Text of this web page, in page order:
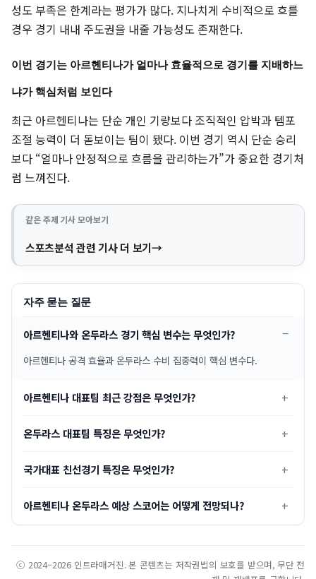
성도 부족은 한계라는 평가가 많다. 지나치게 수비적으로 흐를
경우 경기 내내 주도권을 내줄 가능성도 존재한다.
이번 경기는 아르헨티나가 얼마나 효율적으로 경기를 지배하느
냐가 핵심처럼 보인다
최근 아르헨티나는 단순 개인 기량보다 조직적인 압박과 템포
조절 능력이 더 돋보이는 팀이 됐다. 이번 경기 역시 단순 승리
보다 “얼마나 안정적으로 흐름을 관리하는가”가 중요한 경기처
럼 느껴진다.
같은 주제 기사 모아보기
스포츠분석 관련 기사 더 보기
자주 묻는 질문
아르헨티나와 온두라스 경기 핵심 변수는 무엇인가?
아르헨티나 공격 효율과 온두라스 수비 집중력이 핵심 변수다.
아르헨티나 대표팀 최근 강점은 무엇인가?
온두라스 대표팀 특징은 무엇인가?
국가대표 친선경기 특징은 무엇인가?
아르헨티나 온두라스 예상 스코어는 어떻게 전망되나?
ⓒ 2024–2026 인트라매거진. 본 콘텐츠는 저작권법의 보호를 받으며, 무단 전